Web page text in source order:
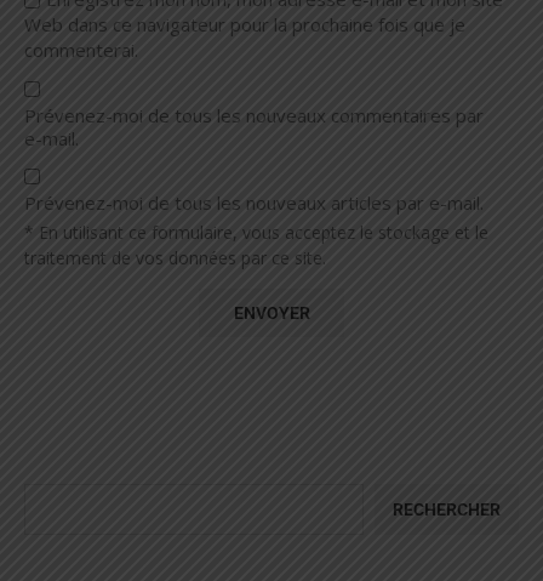
Web dans ce navigateur pour la prochaine fois que je
commenterai.
Prévenez-moi de tous les nouveaux commentaires par
e-mail.
Prévenez-moi de tous les nouveaux articles par e-mail.
* En utilisant ce formulaire, vous acceptez le stockage et le
traitement de vos données par ce site.
RECHERCHER